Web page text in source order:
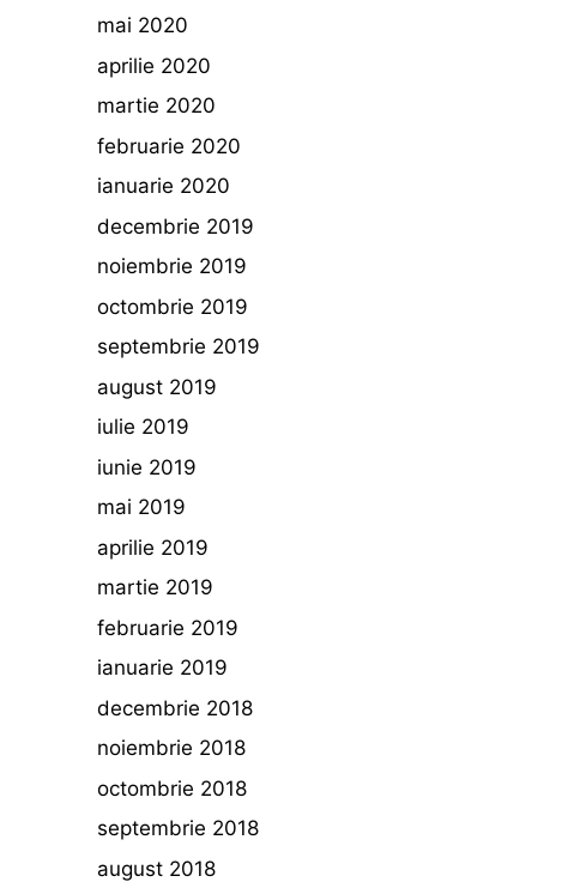
mai 2020
aprilie 2020
martie 2020
februarie 2020
ianuarie 2020
decembrie 2019
noiembrie 2019
octombrie 2019
septembrie 2019
august 2019
iulie 2019
iunie 2019
mai 2019
aprilie 2019
martie 2019
februarie 2019
ianuarie 2019
decembrie 2018
noiembrie 2018
octombrie 2018
septembrie 2018
august 2018